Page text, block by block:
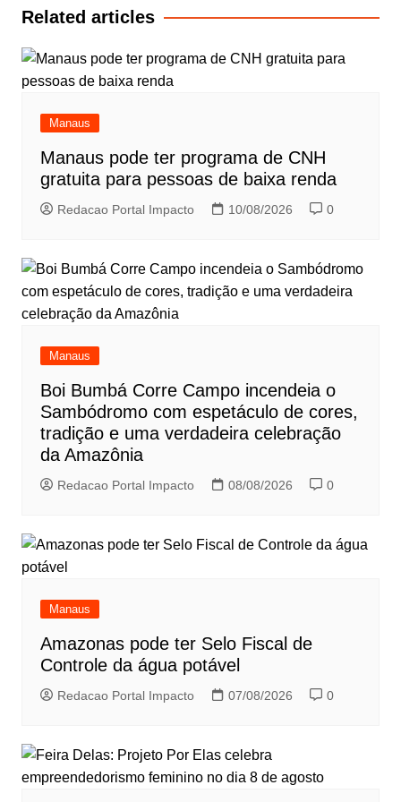
Post
Related articles
Manaus
Manaus pode ter programa de CNH
gratuita para pessoas de baixa renda
Redacao Portal Impacto 10/08/2026 0
Manaus
Boi Bumbá Corre Campo incendeia o
Sambódromo com espetáculo de cores,
tradição e uma verdadeira celebração
da Amazônia
Redacao Portal Impacto 08/08/2026 0
Manaus
Amazonas pode ter Selo Fiscal de
Controle da água potável
Redacao Portal Impacto 07/08/2026 0